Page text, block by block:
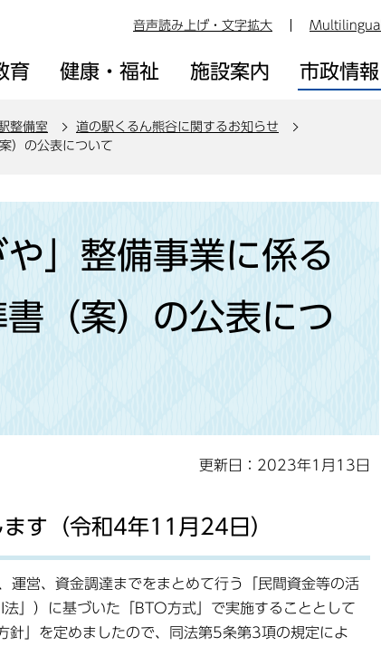
音声読み上げ・文字拡大 Multilingual
育 健康・福祉 施設案内 市政情報
整備室
道の駅くるん熊谷に関するお知らせ
）の公表について
や」整備事業に係る
（案）の公表につ
更新日：2023年1月13日
す（令和4年11月24日）
運営、資金調達までをまとめて行う「民間資金等の活
」）に基づいた「BTO方式」で実施することとして
」を定めましたので、同法第5条第3項の規定によ